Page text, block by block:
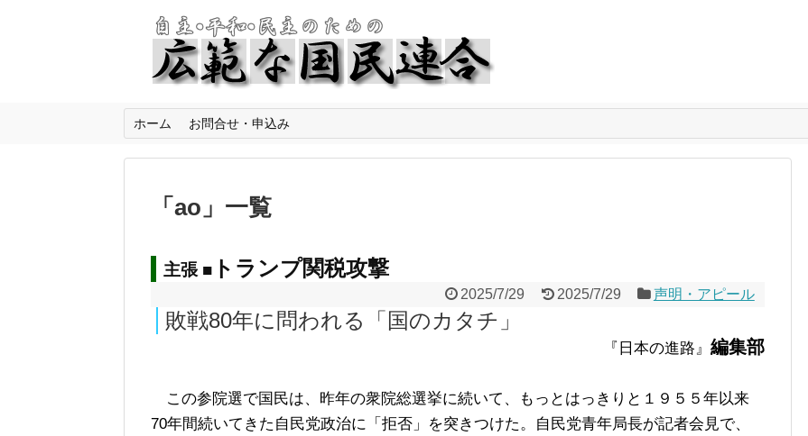
ホーム お問合せ・申込み
「 ao 」 一覧
主張 ■ トランプ関税攻撃
2025/7/29 2025/7/29 声明・アピール
敗戦80年に問われる「国のカタチ」
『日本の進路』 編集部
この参院選で国民は、昨年の衆院総選挙に続いて、もっとはっきりと１９５５年以来
70年間続いてきた自民党政治に「拒否」を突きつけた。自民党青年局長が記者会見で、